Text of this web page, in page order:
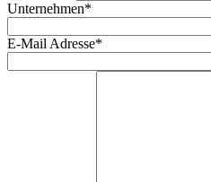
Unternehmen*
E-Mail Adresse*